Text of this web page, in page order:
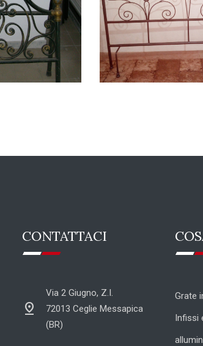
CONTATTACI
pin_drop
Via 2 Giugno, Z.I.
72013 Ceglie Messapica
(BR)
Grate
Infissi